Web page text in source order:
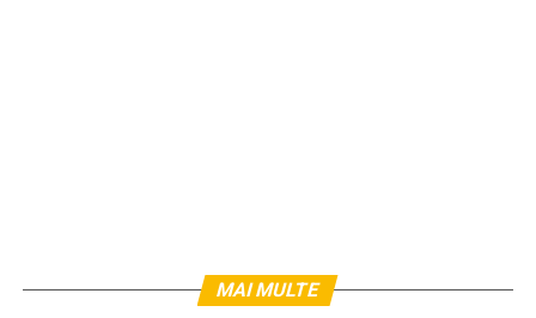
MAI MULTE